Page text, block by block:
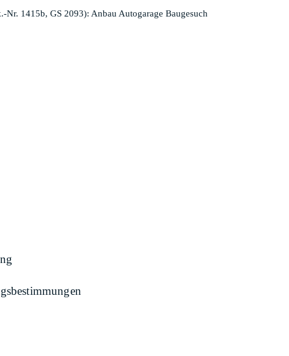
Nr. 1415b, GS 2093): Anbau Autogarage Baugesuch